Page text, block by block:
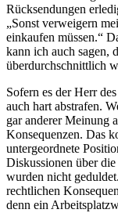
Rücksendungen
Sonst verweigern
einkaufen müssen.
kann ich auch sagen,
überdurchschnittlich
Sofern es der Herr
auch hart abstrafen.
gar anderer Meinung
Konsequenzen. Das
untergeordnete
Diskussionen über
wurden nicht
rechtlichen
denn ein